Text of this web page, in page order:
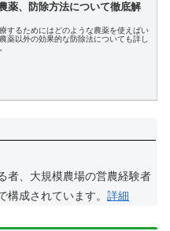
薬、防除方法について徹底解
するためにはどのような農薬を使えばい
薬以外の効果的な防除法についても詳し
者、大規模農場の営農経験者
成されています。 詳細